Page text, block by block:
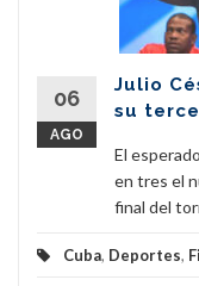
06
AGO
Julio
su
El
en tres el
final del
Cuba, Deportes,